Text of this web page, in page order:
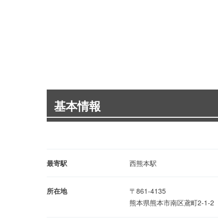
基本情報
最寄駅 西熊本駅
所在地
〒861-4135
熊本県熊本市南区鳶町2-1-2